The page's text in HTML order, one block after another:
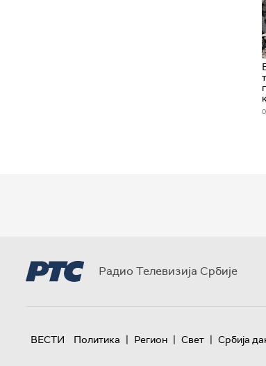
Радио Телевизија Србије
ВЕСТИ Политика | Регион | Свет | Србија